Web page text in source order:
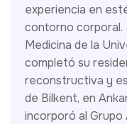
experiencia en
contorno corporal.
Medicina de la
completó su
reconstructiva y
de Bilkent, en
incorporó al Grupo